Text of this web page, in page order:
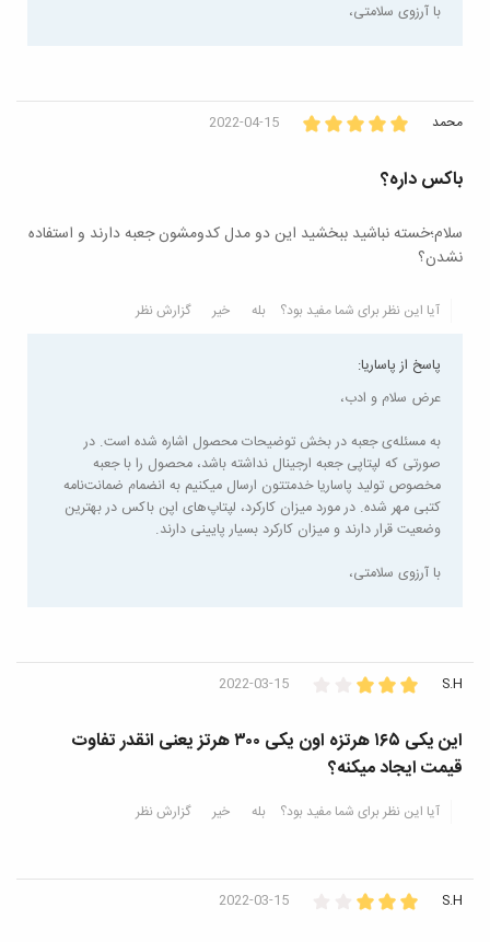
با آرزوی سلامتی،
محمد 2022-04-15
باکس داره؟
سلام؛خسته نباشید ببخشید این دو مدل کدومشون جعبه دارند و استفاده
نشدن؟
آیا این نظر برای شما مفید بود؟ بله خیر گزارش نظر
پاسخ از پاساریا:
عرض سلام و ادب،
به مسئله‌ی جعبه در بخش توضیحات محصول اشاره شده است. در
صورتی که لپتاپی جعبه ارجینال نداشته باشد، محصول را با جعبه
مخصوص تولید پاساریا خدمتتون ارسال میکنیم به انضمام ضمانت‌نامه
کتبی مهر شده. در مورد میزان کارکرد، لپتاپ‌های اپن باکس در بهترین
وضعیت قرار دارند و میزان کارکرد بسیار پایینی دارند.
با آرزوی سلامتی،
S.H
2022-03-15
این یکی ۱۶۵ هرتزه اون یکی ۳۰۰ هرتز یعنی انقدر تفاوت
قیمت ایجاد میکنه؟
آیا این نظر برای شما مفید بود؟ بله خیر گزارش نظر
S.H
2022-03-15